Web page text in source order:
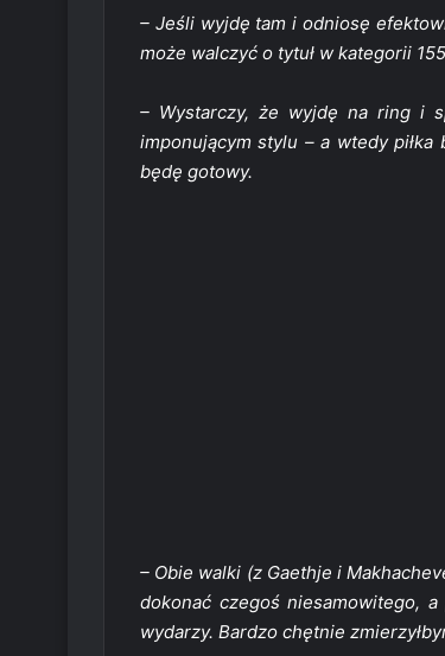
– Jeśli wyjdę tam i odniosę
może walczyć o tytuł w kategorii
– Wystarczy, że wyjdę na ring i
imponującym stylu – a wtedy
będę gotowy.
– Obie walki (z Gaethje i
dokonać czegoś niesamowitego,
wydarzy. Bardzo chętnie